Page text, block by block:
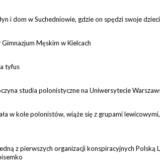
i dom w Suchedniowie, gdzie on spędzi swoje
Męskim w Kielcach
tyfus
studia polonistyczne na Uniwersytecie
w kole polonistów, wiąże się z grupami
z pierwszych organizacji konspiracyjnych Polską